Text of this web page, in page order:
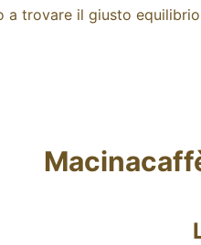
trovare il giusto